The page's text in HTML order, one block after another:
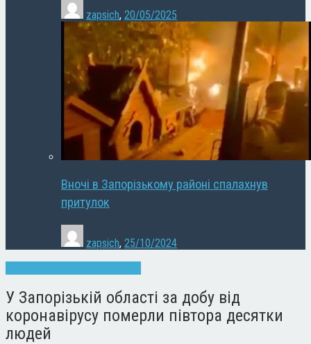
zapsich, 20/05/2025
Вночі в Запорізькому районі спалахнув
притулок
zapsich, 25/10/2024
У Запорізькій області за добу від
коронавірусу померли півтора десятки
людей